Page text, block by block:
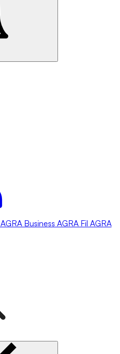
AGRA Business AGRA Fil AGRA